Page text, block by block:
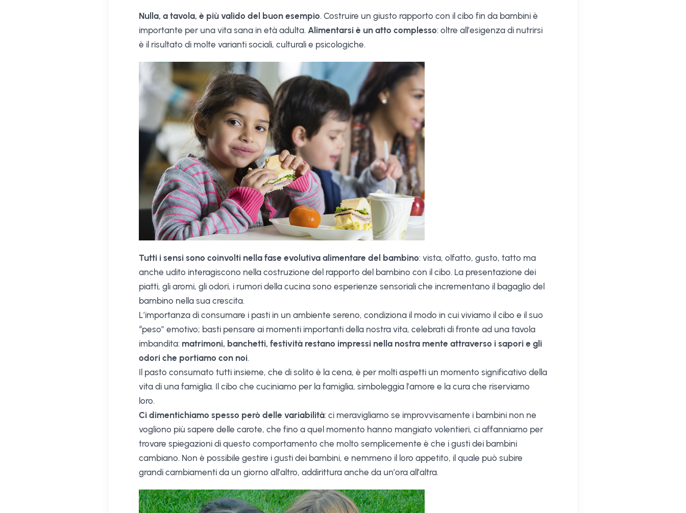
Nulla, a tavola, è più valido del buon esempio. Costruire un giusto rapporto con il cibo fin da bambini è
importante per una vita sana in età adulta. Alimentarsi è un atto complesso: oltre all’esigenza di nutrirsi
è il risultato di molte varianti sociali, culturali e psicologiche.
Tutti i sensi sono coinvolti nella fase evolutiva alimentare del bambino: vista, olfatto, gusto, tatto ma
anche udito interagiscono nella costruzione del rapporto del bambino con il cibo. La presentazione dei
piatti, gli aromi, gli odori, i rumori della cucina sono esperienze sensoriali che incrementano il bagaglio del
bambino nella sua crescita.
L’importanza di consumare i pasti in un ambiente sereno, condiziona il modo in cui viviamo il cibo e il suo
“peso” emotivo; basti pensare ai momenti importanti della nostra vita, celebrati di fronte ad una tavola
imbandita: matrimoni, banchetti, festività restano impressi nella nostra mente attraverso i sapori e gli
odori che portiamo con noi.
Il pasto consumato tutti insieme, che di solito è la cena, è per molti aspetti un momento significativo della
vita di una famiglia. Il cibo che cuciniamo per la famiglia, simboleggia l’amore e la cura che riserviamo
loro.
Ci dimentichiamo spesso però delle variabilità: ci meravigliamo se improvvisamente i bambini non ne
vogliono più sapere delle carote, che fino a quel momento hanno mangiato volentieri, ci affanniamo per
trovare spiegazioni di questo comportamento che molto semplicemente è che i gusti dei bambini
cambiano. Non è possibile gestire i gusti dei bambini, e nemmeno il loro appetito, il quale può subire
grandi cambiamenti da un giorno all’altro, addirittura anche da un’ora all’altra.